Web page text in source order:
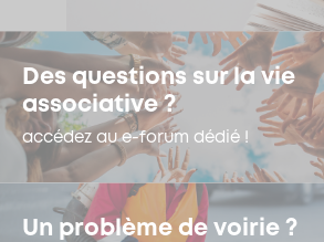
Des questions sur la vie
associative ?
accédez au e-forum dédié !
Un problème de voirie ?